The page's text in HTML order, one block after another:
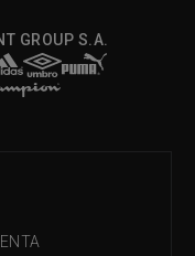
GROUP S.A.